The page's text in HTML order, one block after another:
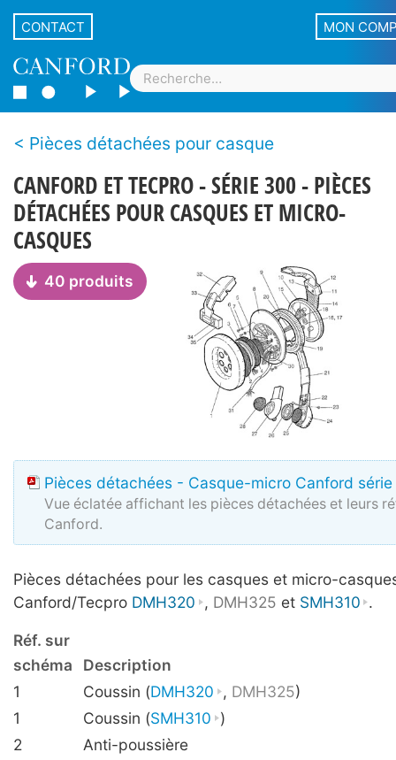
CONTACT MON
Pièces détachées pour casque
CANFORD ET TECPRO - SÉRIE 300 - PIÈCES
DÉTACHÉES POUR CASQUES ET MICRO-
CASQUES
40 produits
Pièces détachées - Casque-micro Canford
Vue éclatée affichant les pièces détachées et leurs
Canford.
Pièces détachées pour les casques et micro-
Canford/Tecpro DMH320 , DMH325 et SMH310 .
Réf. sur
schéma
Description
1
Coussin (DMH320 , DMH325)
1
Coussin (SMH310 )
2
Anti-poussière